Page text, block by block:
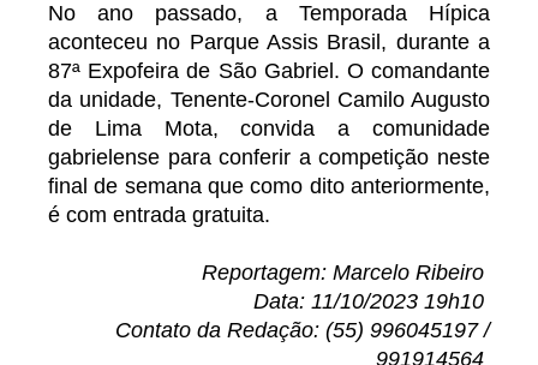
No ano passado, a Temporada Hípica
aconteceu no Parque Assis Brasil, durante a
87ª Expofeira de São Gabriel. O comandante
da unidade, Tenente-Coronel Camilo Augusto
de Lima Mota, convida a comunidade
gabrielense para conferir a competição neste
final de semana que como dito anteriormente,
é com entrada gratuita.
Reportagem: Marcelo Ribeiro
Data: 11/10/2023 19h10
Contato da Redação: (55) 996045197 /
991914564